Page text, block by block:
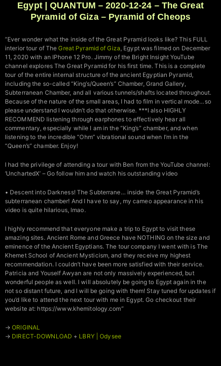
Egypt | QUANTUM – 2020-12-24 – The Great
Pyramid of Giza – Pyramid of Cheops
“Ever wonder what the inside of the Great Pyramid looks like? This FULL
interior tour of TheGreat Pyramid of Giza, Egypt was filmed on December
11, 2020 with an IPhone 12 Pro. Jimmy of the Bright Insight YouTube
channel explores The Great Pyramid for his first time. This is a complete
tour of the entire internal structure of the ancient Egyptian Pyramid,
including the so-called “King’s/Queen’s” Chamber, Grand Gallery,
Subterranean Chamber, and all various tunnels/shafts located throughout.
Because of the nature of the small areas, I had to film in vertical mode…so
please understand I wouldn’t do that otherwise. ***I also HIGHLY
RECOMMEND listening through earphones to effectively hear all
commentary, especially while I am in the “King’s” chamber, and when
listening to the incredible “Ohm” vibrational sound when I’m in the
“Queen’s” chamber. Enjoy!
I had the privilege of attending a tour with Ben from the YouTube channel:
‘UnchartedX’ – Go follow him and watch his outstanding video
• Descent into Darkness! The Subterrane… inside the Great Pyramid’s
subterranean chamber! And I have to say, my cameo appearance in his
video is quite hilarious, lmao.
I highly recommend that everyone make a trip to Egypt to visit these
amazing sites. Ancient Rome and Greece have NOTHING on the size and
eminence of the Ancient Egyptians. The tour company I went with is The
Khemet School of Ancient Mysticism, and they receive my highest
recommendation. I couldn’t have been more satisfied with their service.
Patricia and Youself Awyan are not only massively experienced, but
wonderful people as well. I will absolutely be going to Egypt again in the
not so distant future, and I will be going with them! Stay tuned for updates if
you’d like to attend the next tour with me in Egypt. Go checkout their
website at: https://www.khemitology.com”
→ORIGINAL
→ DIRECT-DOWNLOAD + LBRY | Odysee